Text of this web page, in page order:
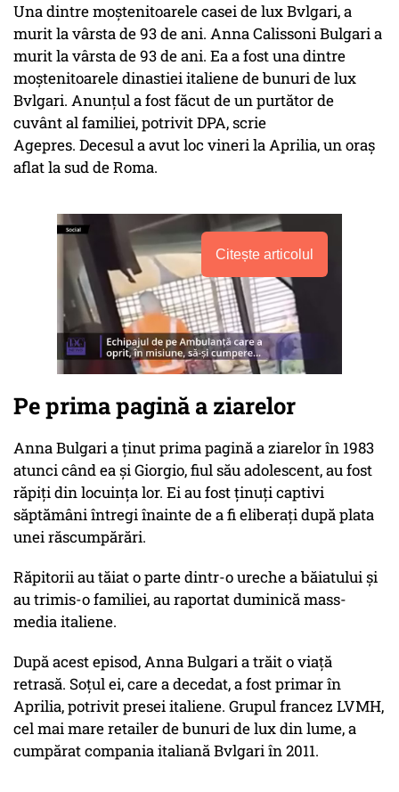
Una dintre moștenitoarele casei de lux Bvlgari, a
murit la vârsta de 93 de ani. Anna Calissoni Bulgari a
murit la vârsta de 93 de ani. Ea a fost una dintre
moştenitoarele dinastiei italiene de bunuri de lux
Bvlgari. Anunțul a fost făcut de un purtător de
cuvânt al familiei, potrivit DPA, scrie
Agepres. Decesul a avut loc vineri la Aprilia, un oraş
aflat la sud de Roma.
Citește articolul
Pe prima pagină a ziarelor
Anna Bulgari a ţinut prima pagină a ziarelor în 1983
atunci când ea şi Giorgio, fiul său adolescent, au fost
răpiţi din locuinţa lor. Ei au fost ţinuţi captivi
săptămâni întregi înainte de a fi eliberaţi după plata
unei răscumpărări.
Răpitorii au tăiat o parte dintr-o ureche a băiatului şi
au trimis-o familiei, au raportat duminică mass-
media italiene.
După acest episod, Anna Bulgari a trăit o viaţă
retrasă. Soţul ei, care a decedat, a fost primar în
Aprilia, potrivit presei italiene. Grupul francez LVMH,
cel mai mare retailer de bunuri de lux din lume, a
cumpărat compania italiană Bvlgari în 2011.